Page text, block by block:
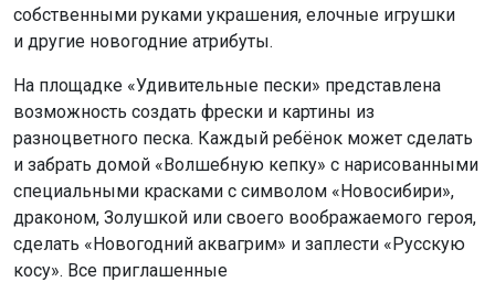
собственными руками украшения, елочные игрушки
и другие новогодние атрибуты.
На площадке «Удивительные пески» представлена
возможность создать фрески и картины из
разноцветного песка. Каждый ребёнок может сделать
и забрать домой «Волшебную кепку» с нарисованными
специальными красками с символом «Новосибири»,
драконом, Золушкой или своего воображаемого героя,
сделать «Новогодний аквагрим» и заплести «Русскую
косу». Все приглашенные